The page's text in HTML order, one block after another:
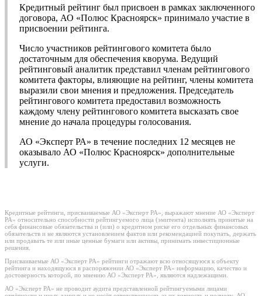
Кредитный рейтинг был присвоен в рамках заключенного
договора, АО «Полюс Красноярск» принимало участие в
присвоении рейтинга.
Число участников рейтингового комитета было
достаточным для обеспечения кворума. Ведущий
рейтинговый аналитик представил членам рейтингового
комитета факторы, влияющие на рейтинг, члены комитета
выразили свои мнения и предложения. Председатель
рейтингового комитета предоставил возможность
каждому члену рейтингового комитета высказать свое
мнение до начала процедуры голосования.
АО «Эксперт РА» в течение последних 12 месяцев не
оказывало АО «Полюс Красноярск» дополнительные
услуги.
Кредитные рейтинги, присваиваемые АО «Эксперт РА», выражают мнение АО «Эксперт
РА» относительно способности рейтингуемого лица (эмитента) исполнять принятые на
себя финансовые обязательства и (или) о кредитном риске его отдельных финансовых
обязательств и не являются установлением фактов или рекомендацией покупать, держать
или продавать те или иные ценные бумаги или активы, принимать инвестиционные
решения.
Присваиваемые АО «Эксперт РА» рейтинги отражают всю относящуюся к объекту
рейтинга и находящуюся в распоряжении АО «Эксперт РА» информацию, качество и
достоверность которой, по мнению АО «Эксперт РА», являются надлежащими.
АО «Эксперт РА» не проводит аудита представленной рейтингуемыми лицами